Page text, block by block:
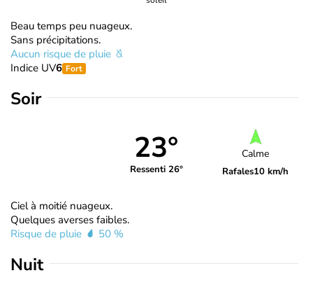
Beau temps peu nuageux.
Sans précipitations.
Aucun risque de pluie
Indice UV6 Fort
Soir
23°
Ressenti 26°
Calme
Rafales10 km/h
Ciel à moitié nuageux.
Quelques averses faibles.
Risque de pluie
50 %
Nuit